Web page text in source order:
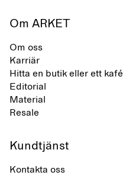
Om ARKET
Om oss
Karriär
Hitta en butik eller ett kafé
Editorial
Material
Resale
Kundtjänst
Kontakta oss